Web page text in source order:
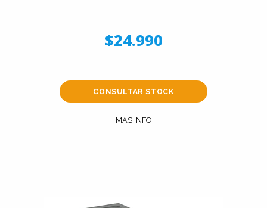
$24.990
CONSULTAR STOCK
MÁS INFO